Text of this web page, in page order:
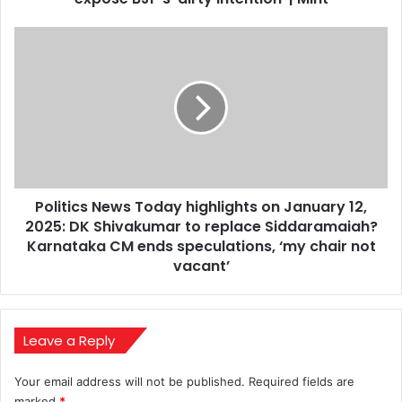
DK
Shivakumar
replace
CM
speculations,
‘my
chair
Politics News Today highlights on January 12,
2025: DK Shivakumar to replace Siddaramaiah?
Karnataka CM ends speculations, ‘my chair not
vacant’
Leave a Reply
Your email address will not be published. Required fields are